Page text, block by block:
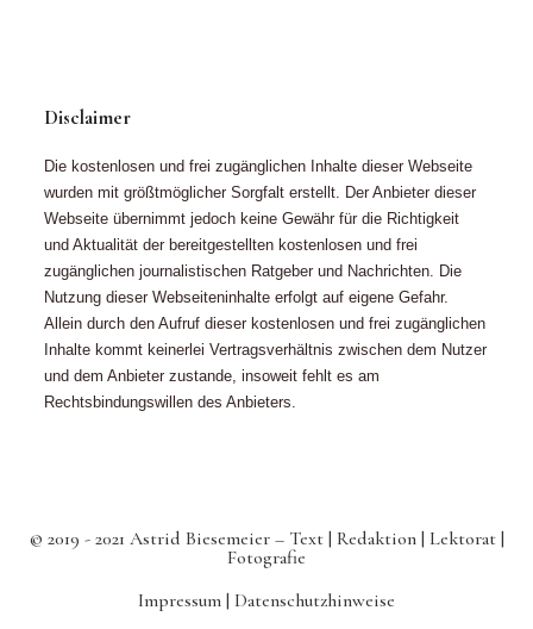
Disclaimer
Die kostenlosen und frei zugänglichen Inhalte dieser Webseite
wurden mit größtmöglicher Sorgfalt erstellt. Der Anbieter dieser
Webseite übernimmt jedoch keine Gewähr für die Richtigkeit
und Aktualität der bereitgestellten kostenlosen und frei
zugänglichen journalistischen Ratgeber und Nachrichten. Die
Nutzung dieser Webseiteninhalte erfolgt auf eigene Gefahr.
Allein durch den Aufruf dieser kostenlosen und frei zugänglichen
Inhalte kommt keinerlei Vertragsverhältnis zwischen dem Nutzer
und dem Anbieter zustande, insoweit fehlt es am
Rechtsbindungswillen des Anbieters.
© 2019 - 2021 Astrid Biesemeier – Text | Redaktion | Lektorat |
Fotografie
Impressum | Datenschutzhinweise